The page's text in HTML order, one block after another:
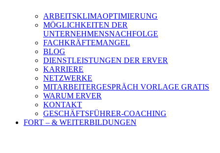
ARBEITSKLIMAOPTIMIERUNG
MÖGLICHKEITEN DER
UNTERNEHMENSNACHFOLGE
FACHKRÄFTEMANGEL
BLOG
DIENSTLEISTUNGEN DER ERVER
KARRIERE
NETZWERKE
MITARBEITERGESPRÄCH VORLAGE GRATIS
WARUM ERVER
KONTAKT
GESCHÄFTSFÜHRER-COACHING
FORT – & WEITERBILDUNGEN